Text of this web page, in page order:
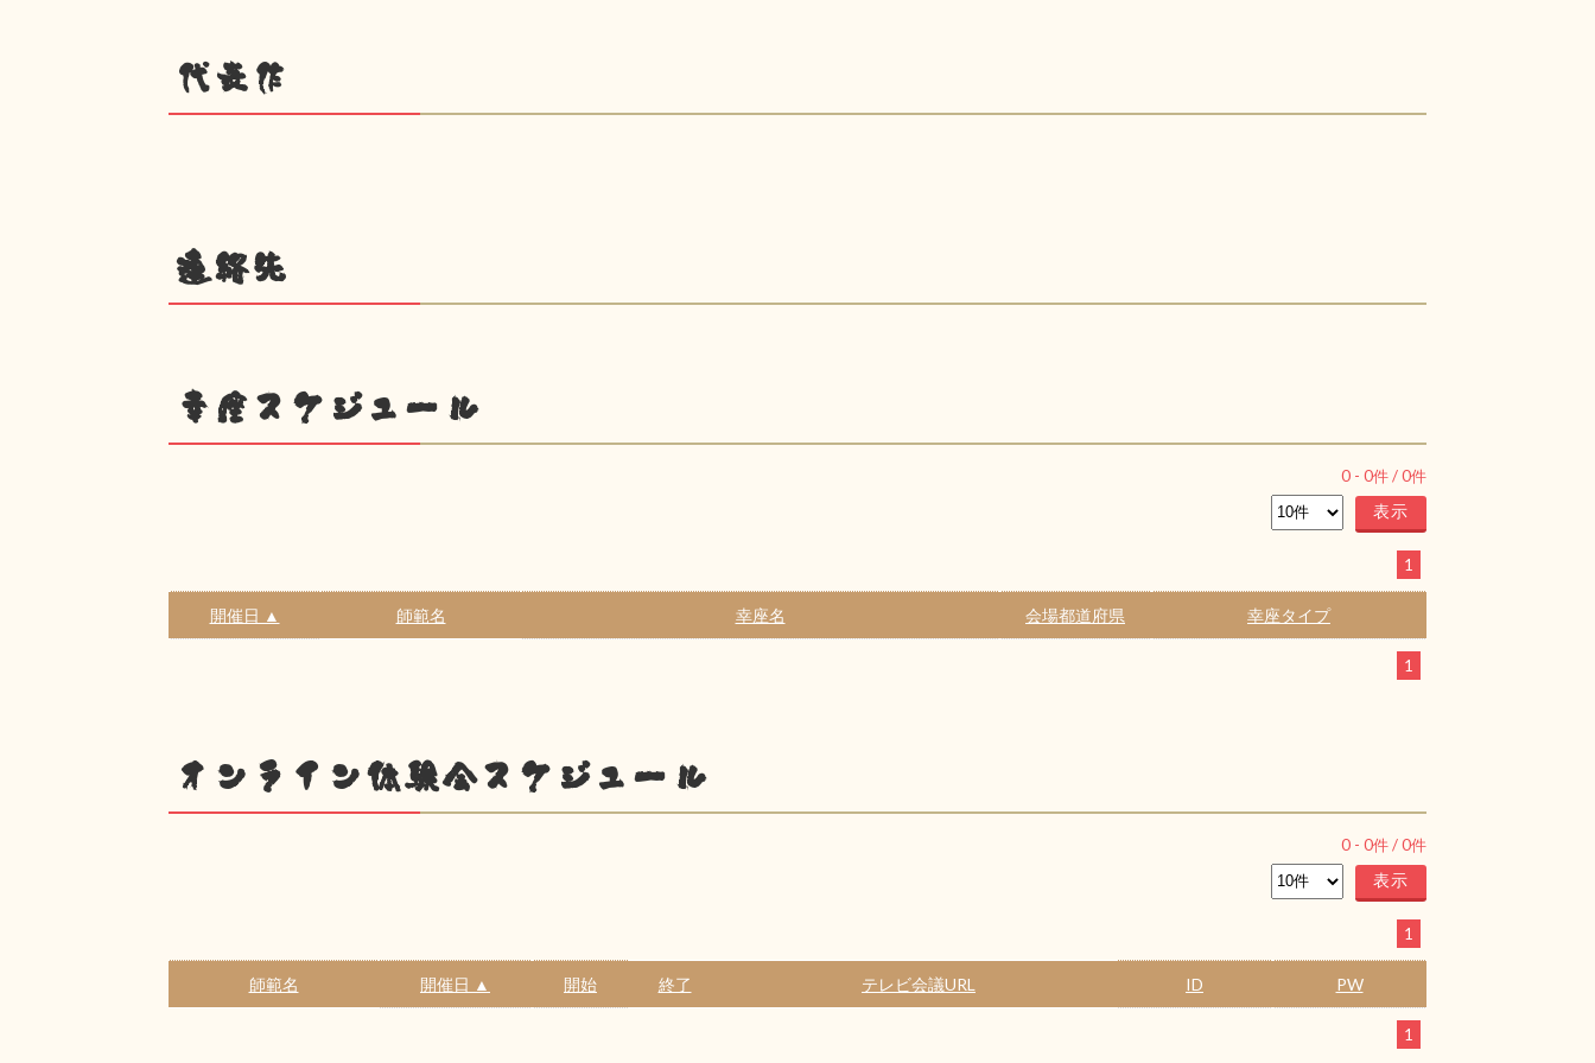
代表作
連絡先
幸座スケジュール
0 - 0件 /0件
1
開催日 ▲ 師範名 幸座名 会場都道府県 幸座タイプ
1
オンライン体験会スケジュール
0 - 0件 /0件
1
師範名 開催日 ▲ 開始 終了 テレビ会議URL ID PW
1